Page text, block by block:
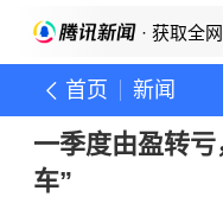
· 获取全
首页 新闻
一季度由盈转
车”